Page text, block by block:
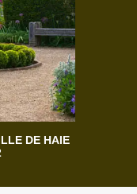
DE HAIE